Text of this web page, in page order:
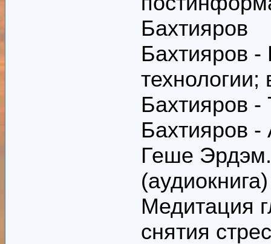
Бахтияров
Бахтияров
технологии;
Бахтияров -
Бахтияров -
Геше
(аудиокнига)
Медитация
снятия